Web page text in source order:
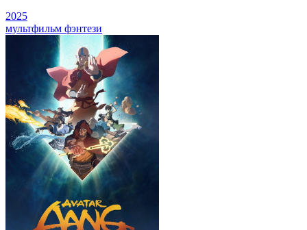
2025
мультфильм фэнтези